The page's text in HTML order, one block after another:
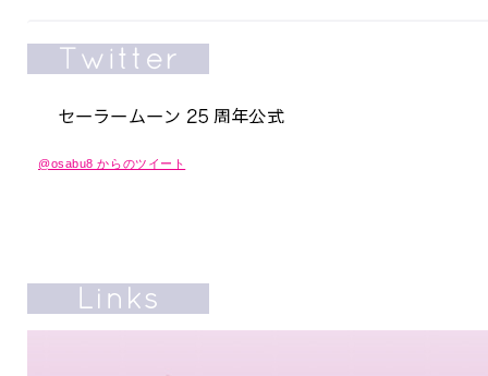
@osabu8 からのツイート